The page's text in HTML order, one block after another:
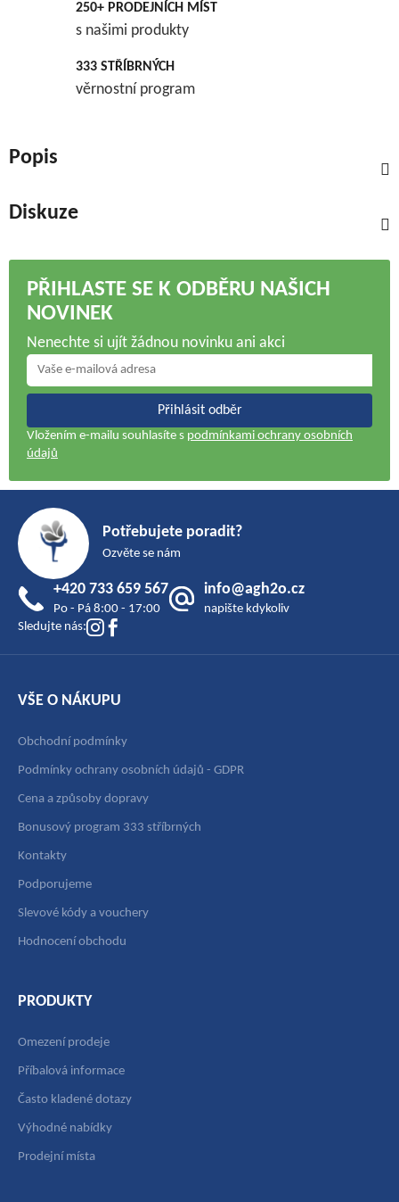
250+ PRODEJNÍCH MÍST
s našimi produkty
333 STŘÍBRNÝCH
věrnostní program
Popis
Diskuze
PŘIHLASTE SE K ODBĚRU NAŠICH
NOVINEK
Nenechte si ujít žádnou novinku ani akci
Přihlásit odběr
Vložením e-mailu souhlasíte s podmínkami ochrany osobních
údajů
Potřebujete poradit?
Ozvěte se nám
+420 733 659 567
Po - Pá 8:00 - 17:00
info@agh2o.cz
napište kdykoliv
Sledujte nás:
VŠE O NÁKUPU
Obchodní podmínky
Podmínky ochrany osobních údajů - GDPR
Cena a způsoby dopravy
Bonusový program 333 stříbrných
Kontakty
Podporujeme
Slevové kódy a vouchery
Hodnocení obchodu
PRODUKTY
Omezení prodeje
Příbalová informace
Často kladené dotazy
Výhodné nabídky
Prodejní místa